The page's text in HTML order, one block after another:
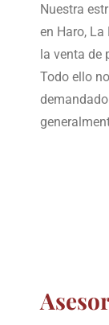
Nuestra
en Haro,
la venta de
Todo ello